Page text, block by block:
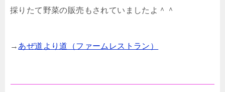
採りたて野菜の販売もされていましたよ＾＾
→ あぜ道より道（ファームレストラン）